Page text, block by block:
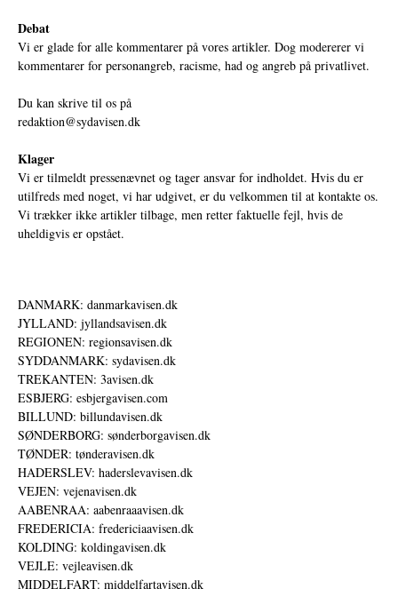
Debat
Vi er glade for alle kommentarer på vores artikler. Dog modererer vi
kommentarer for personangreb, racisme, had og angreb på privatlivet.
Du kan skrive til os på
redaktion@sydavisen.dk
Klager
Vi er tilmeldt pressenævnet og tager ansvar for indholdet. Hvis du er
utilfreds med noget, vi har udgivet, er du velkommen til at kontakte os.
Vi trækker ikke artikler tilbage, men retter faktuelle fejl, hvis de
uheldigvis er opstået.
DANMARK: danmarkavisen.dk
JYLLAND: jyllandsavisen.dk
REGIONEN: regionsavisen.dk
SYDDANMARK: sydavisen.dk
TREKANTEN: 3avisen.dk
ESBJERG: esbjergavisen.com
BILLUND: billundavisen.dk
SØNDERBORG: sønderborgavisen.dk
TØNDER: tønderavisen.dk
HADERSLEV: haderslevavisen.dk
VEJEN: vejenavisen.dk
AABENRAA: aabenraaavisen.dk
FREDERICIA: fredericiaavisen.dk
KOLDING: koldingavisen.dk
VEJLE: vejleavisen.dk
MIDDELFART: middelfartavisen.dk